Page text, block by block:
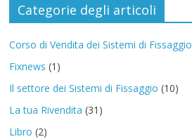
Categorie degli articoli
Corso di Vendita dei Sistemi di Fissaggio
Fixnews (1)
Il settore dei Sistemi di Fissaggio (10)
La tua Rivendita (31)
Libro (2)